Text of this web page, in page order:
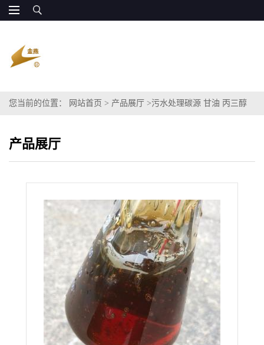
您当前的位置： 网站首页 > 产品展厅 >污水处理碳源 甘油 丙三醇
产品展厅